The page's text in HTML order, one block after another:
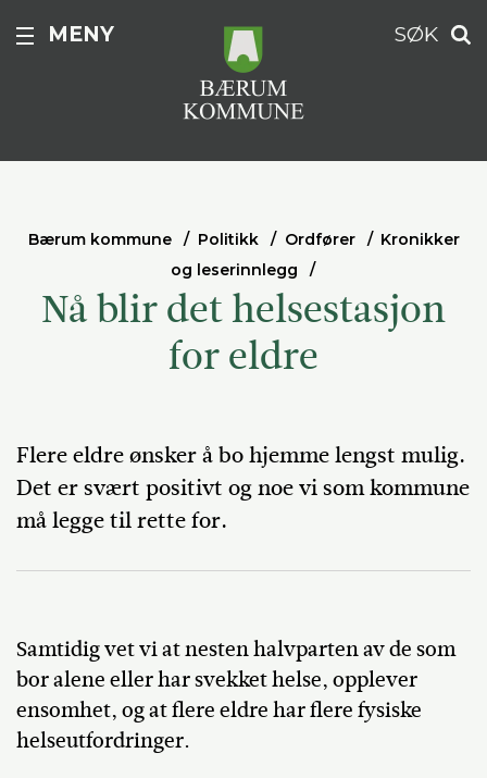
MENY SØK
Bærum kommune Politikk Ordfører
Kronikker
og leserinnlegg
Nå blir det helsestasjon
for eldre
Flere eldre ønsker å bo hjemme lengst mulig.
Det er svært positivt og noe vi som kommune
må legge til rette for.
Samtidig vet vi at nesten halvparten av de som
bor alene eller har svekket helse, opplever
ensomhet, og at flere eldre har flere fysiske
helseutfordringer.